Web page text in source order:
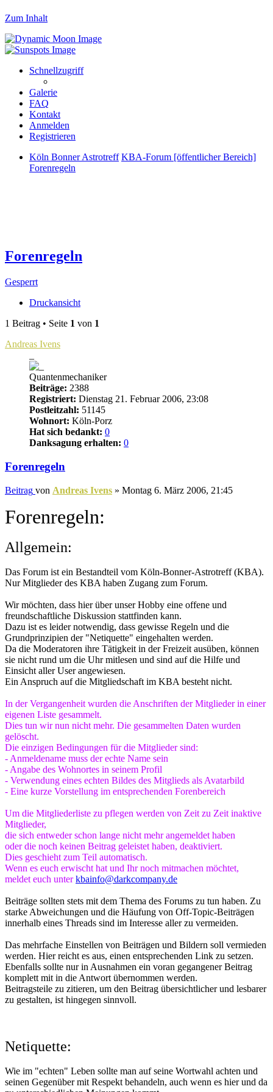
Zum Inhalt
Schnellzugriff
Galerie
FAQ
Kontakt
Anmelden
Registrieren
Köln Bonner Astrotreff KBA-Forum [öffentlicher Bereich]
Forenregeln
Forenregeln
Gesperrt
Druckansicht
1 Beitrag • Seite 1 von 1
Andreas Ivens
Quantenmechaniker
Beiträge: 2388
Registriert: Dienstag 21. Februar 2006, 23:08
Postleitzahl: 51145
Wohnort: Köln-Porz
Hat sich bedankt: 0
Danksagung erhalten: 0
Forenregeln
Beitrag von Andreas Ivens » Montag 6. März 2006, 21:45
Forenregeln:
Allgemein:
Das Forum ist ein Bestandteil vom Köln-Bonner-Astrotreff (KBA).
Nur Mitglieder des KBA haben Zugang zum Forum.
Wir möchten, dass hier über unser Hobby eine offene und
freundschaftliche Diskussion stattfinden kann.
Dazu ist es leider notwendig, dass gewisse Regeln und die
Grundprinzipien der "Netiquette" eingehalten werden.
Da die Moderatoren ihre Tätigkeit in der Freizeit ausüben, können
sie nicht rund um die Uhr mitlesen und sind auf die Hilfe und
Einsicht aller User angewiesen.
Ein Anspruch auf die Mitgliedschaft im KBA besteht nicht.
In der Vergangenheit wurden die Anschriften der Mitglieder in einer
eigenen Liste gesammelt.
Dies tun wir nun nicht mehr. Die gesammelten Daten wurden
gelöscht.
Die einzigen Bedingungen für die Mitglieder sind:
- Anmeldename muss der echte Name sein
- Angabe des Wohnortes in seinem Profil
- Verwendung eines echten Bildes des Mitglieds als Avatarbild
- Eine kurze Vorstellung im entsprechenden Forenbereich
Um die Mitgliederliste zu pflegen werden von Zeit zu Zeit inaktive
Mitglieder,
die sich entweder schon lange nicht mehr angemeldet haben
oder die noch keinen Beitrag geleistet haben, deaktiviert.
Dies geschieht zum Teil automatisch.
Wenn es euch erwischt hat und Ihr noch mitmachen möchtet,
meldet euch unterkbainfo@darkcompany.de
Beiträge sollten stets mit dem Thema des Forums zu tun haben. Zu
starke Abweichungen und die Häufung von Off-Topic-Beiträgen
innerhalb eines Threads sind im Interesse aller zu vermeiden.
Das mehrfache Einstellen von Beiträgen und Bildern soll vermieden
werden. Hier reicht es aus, einen entsprechenden Link zu setzen.
Ebenfalls sollte nur in Ausnahmen ein voran gegangener Beitrag
komplett mit in die Antwort übernommen werden.
Beitragsteile zu zitieren, um den Beitrag übersichtlicher und lesbarer
zu gestalten, ist hingegen sinnvoll.
Netiquette:
Wie im "echten" Leben sollte man auf seine Wortwahl achten und
seinen Gegenüber mit Respekt behandeln, auch wenn es hier und da